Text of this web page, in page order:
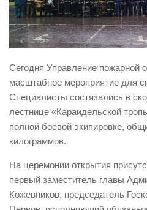
Виды деятельности
Обслуживание опасных
УГЗ рекомендует
Памятки населению
Как стать спасателем
Уголок гражданской обороны
Пресс-центр
СМИ о нас
Сегодня Управление пожарной
масштабное мероприятие для
Специалисты состязались в
лестнице «Караидельской
полной боевой экипировке,
килограммов.
На церемонии открытия
первый заместитель главы
Кожевников, председатель